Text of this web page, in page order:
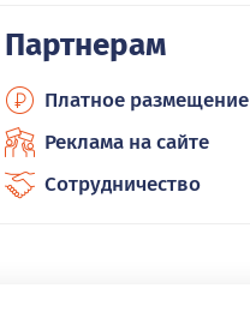
Партнерам
Платное размещение
Реклама на сайте
Сотрудничество